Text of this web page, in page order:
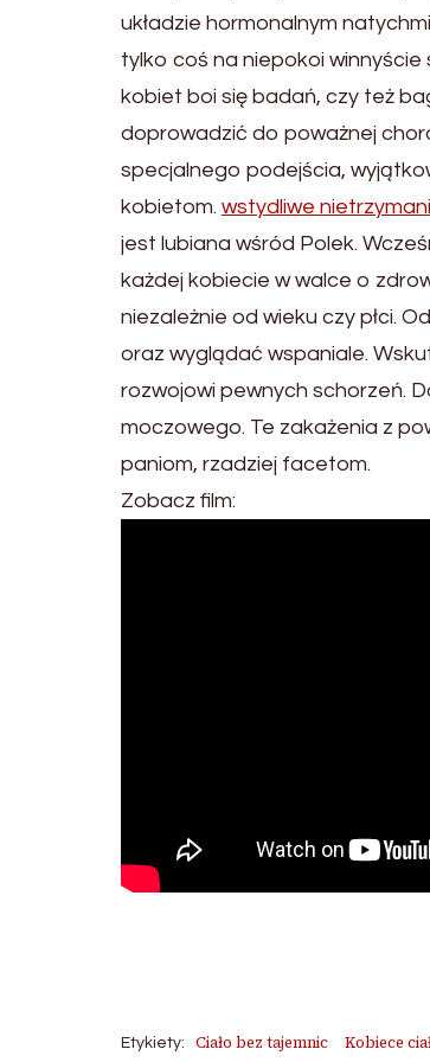
układzie hormonalnym
tylko coś na niepokoi winnyście
kobiet boi się badań, czy też
doprowadzić do poważnej
specjalnego podejścia,
kobietom. wstydliwe
jest lubiana wśród Polek.
każdej kobiecie w walce o
niezależnie od wieku czy płci.
oraz wyglądać wspaniale.
rozwojowi pewnych schorzeń.
moczowego. Te zakażenia z
paniom, rzadziej facetom.
Zobacz film:
Etykiety: Ciało bez tajemnic Kobiece